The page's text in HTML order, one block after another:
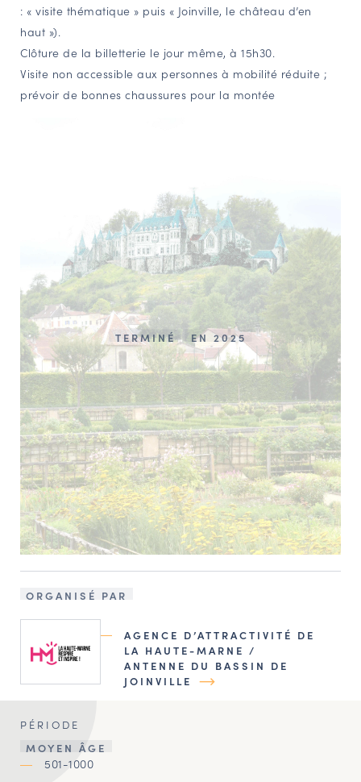
: « visite thématique » puis « Joinville, le château d’en
haut »).
Clôture de la billetterie le jour même, à 15h30.
Visite non accessible aux personnes à mobilité réduite ;
prévoir de bonnes chaussures pour la montée
TERMINÉ EN 2025
ORGANISÉ PAR
AGENCE D’ATTRACTIVITÉ DE
LA HAUTE-MARNE /
ANTENNE DU BASSIN DE
JOINVILLE
PÉRIODE
MOYEN ÂGE
501-1000